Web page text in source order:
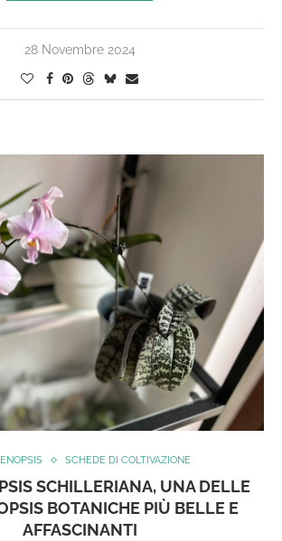
28 Novembre 2024
SCHEDE DI COLTIVAZIONE
SCHILLERIANA, UNA DELLE
BOTANICHE PIÙ BELLE E
AFFASCINANTI